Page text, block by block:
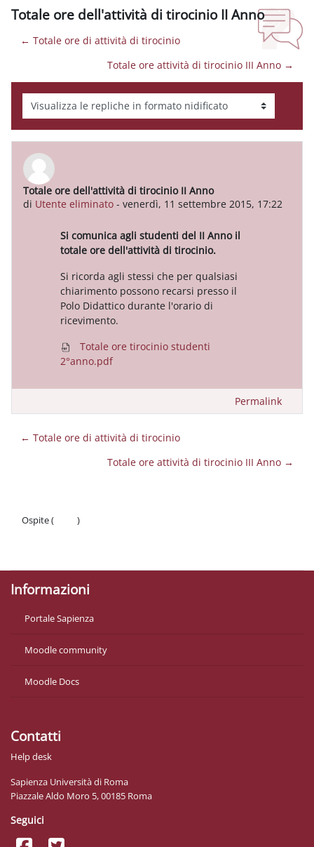
Totale ore dell'attività di tirocinio II Anno
← Totale ore di attività di tirocinio
Totale ore attività di tirocinio III Anno →
Modalità visualizzazione
Totale ore dell'attività di tirocinio II Anno
di Utente eliminato - venerdì, 11 settembre 2015, 17:22
Numero di risposte: 0
Si comunica agli studenti del II Anno il
totale ore dell'attività di tirocinio.
Si ricorda agli stessi che per qualsiasi
chiarimento possono recarsi presso il
Polo Didattico durante l'orario di
ricevimento.
Totale ore tirocinio studenti
2°anno.pdf
Permalink
← Totale ore di attività di tirocinio
Totale ore attività di tirocinio III Anno →
Ospite (
)
Informazioni
Portale Sapienza
Moodle community
Moodle Docs
Contatti
Help desk
Sapienza Università di Roma
Piazzale Aldo Moro 5, 00185 Roma
Seguici